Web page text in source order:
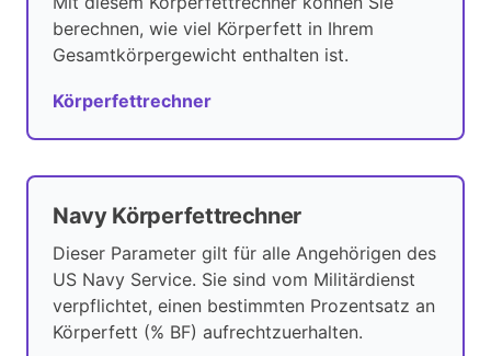
berechnen, wie viel Körperfett in Ihrem
Gesamtkörpergewicht enthalten ist.
Körperfettrechner
Navy Körperfettrechner
Dieser Parameter gilt für alle Angehörigen des
US Navy Service. Sie sind vom Militärdienst
verpflichtet, einen bestimmten Prozentsatz an
Körperfett (% BF) aufrechtzuerhalten.